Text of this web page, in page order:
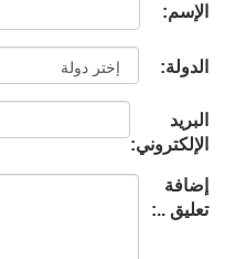
الإسم:
الدولة:
البريد
الإلكتروني:
إضافة
تعليق ..: